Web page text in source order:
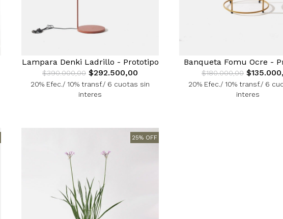
Lampara Denki Ladrillo - Prototipo
$390.000,00 $292.500,00
20% Efec./ 10% transf./ 6 cuotas sin
interes
Banqueta Fomu Ocre -
$180.000,00
20% Efec./ 10% transf./ 6
interes
25% OFF